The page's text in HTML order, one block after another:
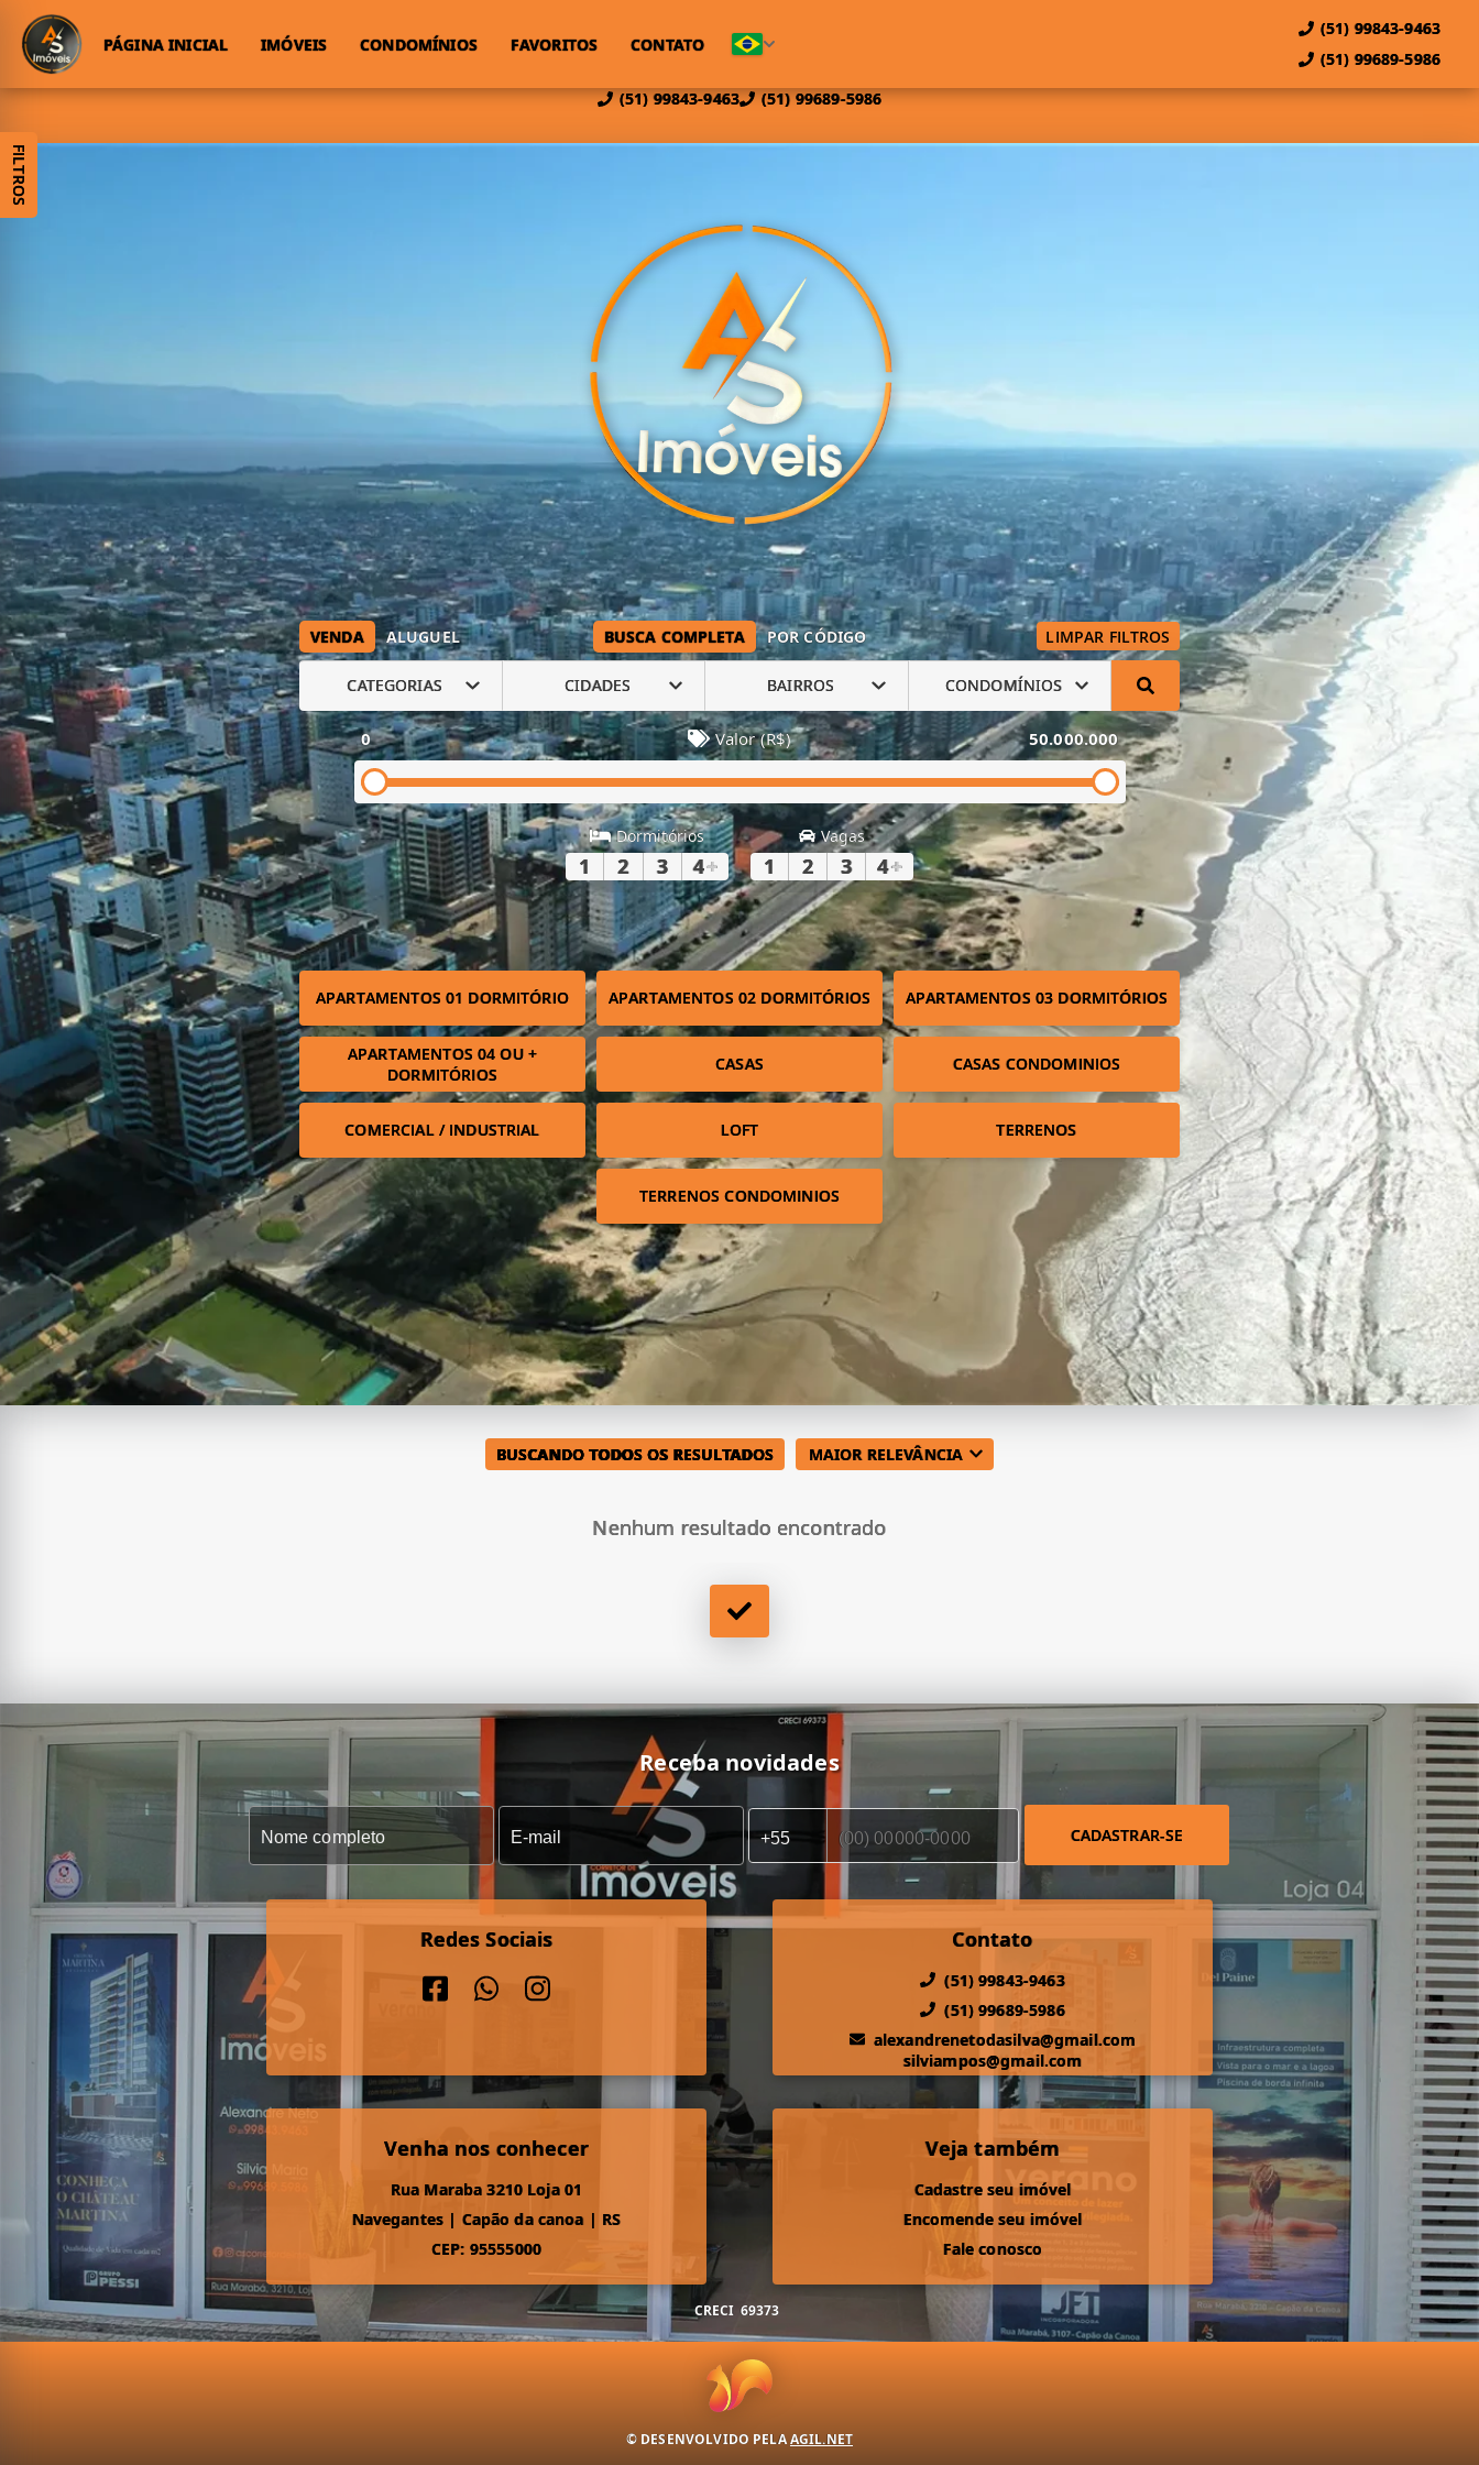
(51) 99843-9463 (51) 99689-5986
PÁGINA INICIAL IMÓVEIS CONDOMÍNIOS FAVORITOS CONTATO
(51) 99843-9463
(51) 99689-5986
VENDA ALUGUEL BUSCA COMPLETA POR CÓDIGO LIMPAR FILTROS
CATEGORIAS CIDADES BAIRROS CONDOMÍNIOS
0 Valor (R$) 50.000.000
Dormitórios
1 2 3 4+
Vagas
1 2 3 4+
APARTAMENTOS 01 DORMITÓRIO APARTAMENTOS 02 DORMITÓRIOS APARTAMENTOS 03 DORMITÓRIOS
APARTAMENTOS 04 OU +
DORMITÓRIOS
CASAS CASAS CONDOMINIOS
COMERCIAL / INDUSTRIAL LOFT TERRENOS
TERRENOS CONDOMINIOS
FILTROS
BUSCANDO TODOS OS RESULTADOS MAIOR RELEVÂNCIA
Nenhum resultado encontrado
Receba novidades
CADASTRAR-SE
Redes Sociais Contato
(51) 99843-9463
(51) 99689-5986
alexandrenetodasilva@gmail.com
silviampos@gmail.com
Venha nos conhecer
Rua Maraba 3210 Loja 01
Navegantes | Capão da canoa | RS
CEP: 95555000
Veja também
Cadastre seu imóvel
Encomende seu imóvel
Fale conosco
CRECI 69373
© DESENVOLVIDO PELAAGIL.NET